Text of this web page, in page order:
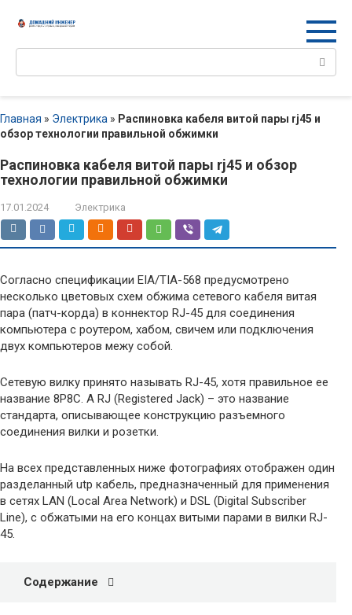
Поиск:
Главная » Электрика » Распиновка кабеля витой пары rj45 и
обзор технологии правильной обжимки
Распиновка кабеля витой пары rj45 и обзор
технологии правильной обжимки
17.01.2024 Электрика
Согласно спецификации EIA/TIA-568 предусмотрено
несколько цветовых схем обжима сетевого кабеля витая
пара (патч-корда) в коннектор RJ-45 для соединения
компьютера с роутером, хабом, свичем или подключения
двух компьютеров межу собой.
Сетевую вилку принято называть RJ-45, хотя правильное ее
название 8P8C. А RJ (Registered Jack) – это название
стандарта, описывающее конструкцию разъемного
соединения вилки и розетки.
На всех представленных ниже фотографиях отображен один
разделанный utp кабель, предназначенный для применения
в сетях LAN (Local Area Network) и DSL (Digital Subscriber
Line), с обжатыми на его концах витыми парами в вилки RJ-
45.
Содержание